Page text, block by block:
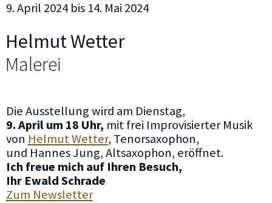
9. April 2024 bis 14. Mai 2024
Helmut Wetter
Malerei
Die Ausstellung wird am Dienstag,
9. April um 18 Uhr, mit frei Improvisierter Musik
von Helmut Wetter, Tenorsaxophon,
und Hannes Jung, Altsaxophon, eröffnet.
Ich freue mich auf Ihren Besuch,
Ihr Ewald Schrade
Zum Newsletter